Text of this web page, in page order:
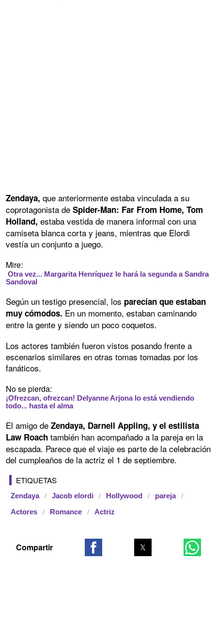
Zendaya, que anteriormente estaba vinculada a su
coprotagonista de Spider-Man: Far From Home, Tom
Holland, estaba vestida de manera informal con una
camiseta blanca corta y jeans, mientras que Elordi
vestía un conjunto a juego.
Mire:
Otra vez... Margarita Henríquez le hará la segunda a Sandra
Sandoval
Según un testigo presencial, los parecían que estaban
muy cómodos. En un momento, estaban caminando
entre la gente y siendo un poco coquetos.
Los actores también fueron vistos posando frente a
escenarios similares en otras tomas tomadas por los
fanáticos.
No se pierda:
¡Ofrezcan, ofrezcan! Delyanne Arjona lo está vendiendo
todo... hasta el alma
El amigo de Zendaya, Darnell Appling, y el estilista
Law Roach también han acompañado a la pareja en la
escapada. Parece que el viaje es parte de la celebración
del cumpleaños de la actriz el 1 de septiembre.
ETIQUETAS
Zendaya Jacob elordi Hollywood pareja
Actores Romance Actriz